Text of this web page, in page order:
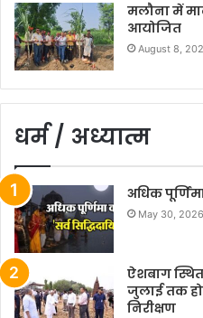
मलौना में
आयोजित
August 8,
धर्म / अध्यात्म
अधिक
May 30, 2026
ऐशबाग
जुलाई तक
निरीक्षण